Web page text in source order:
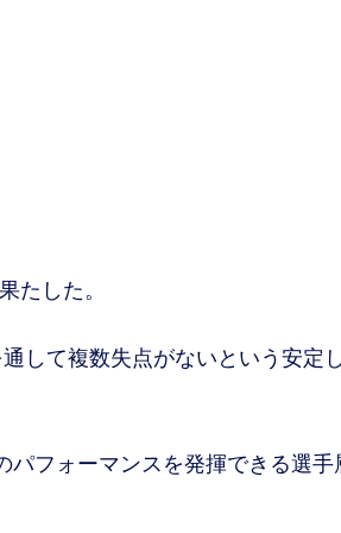
たした。
して複数失点がないという安定
フォーマンスを発揮できる選手